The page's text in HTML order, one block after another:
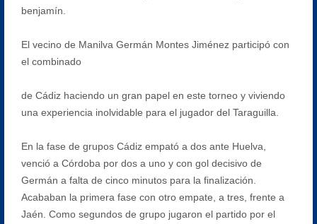
benjamín.
El vecino de Manilva Germán Montes Jiménez participó con
el combinado
de Cádiz haciendo un gran papel en este torneo y viviendo
una experiencia inolvidable para el jugador del Taraguilla.
En la fase de grupos Cádiz empató a dos ante Huelva,
venció a Córdoba por dos a uno y con gol decisivo de
Germán a falta de cinco minutos para la finalización.
Acababan la primera fase con otro empate, a tres, frente a
Jaén. Como segundos de grupo jugaron el partido por el